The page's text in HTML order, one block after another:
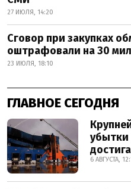
27 ИЮЛЯ, 14:20
Сговор при закупках
оштрафовали на 30
23 ИЮЛЯ, 18:10
ГЛАВНОЕ СЕГОДНЯ
убытки
6 АВГУСТА,